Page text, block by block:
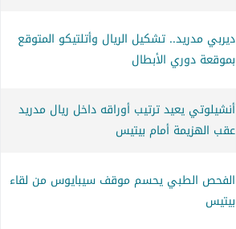
ديربي مدريد.. تشكيل الريال وأتلتيكو المتوقع
بموقعة دوري الأبطال
أنشيلوتي يعيد ترتيب أوراقه داخل ريال مدريد
عقب الهزيمة أمام بيتيس
الفحص الطبي يحسم موقف سيبايوس من لقاء
بيتيس